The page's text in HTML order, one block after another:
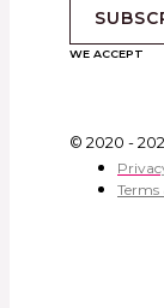
WE ACCEPT
© 2020 -
Terms